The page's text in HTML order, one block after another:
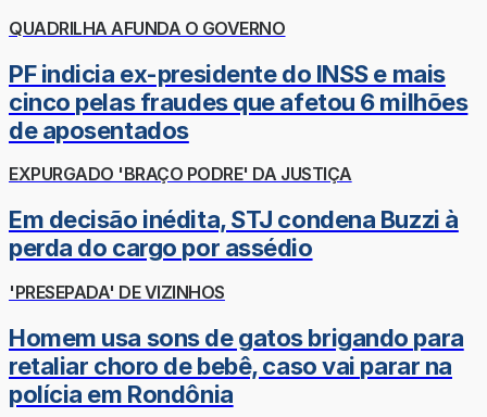
QUADRILHA AFUNDA O GOVERNO
PF indicia ex-presidente do INSS e mais
cinco pelas fraudes que afetou 6 milhões
de aposentados
EXPURGADO 'BRAÇO PODRE' DA JUSTIÇA
Em decisão inédita, STJ condena Buzzi à
perda do cargo por assédio
'PRESEPADA' DE VIZINHOS
Homem usa sons de gatos brigando para
retaliar choro de bebê, caso vai parar na
polícia em Rondônia